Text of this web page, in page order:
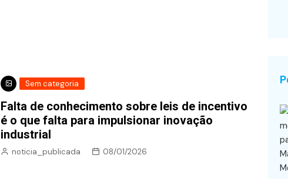
Sem categoria
Falta de conhecimento sobre leis de incentivo
é o que falta para impulsionar inovação
industrial
noticia_publicada 08/01/2026